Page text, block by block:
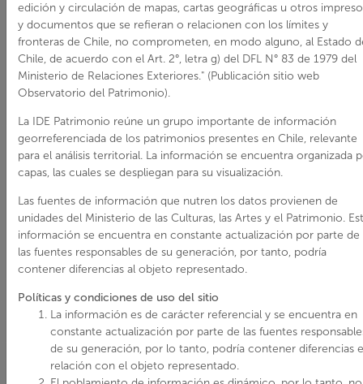
Número de decreto:
505
Fecha de decreto:
25/10/1994
https://
edición y circulación de mapas, cartas geográficas u otros
y documentos que se refieran o relacionen con los límites y
fronteras de Chile, no comprometen, en modo alguno, al Estado
Chile, de acuerdo con el Art. 2°, letra g) del DFL N° 83 de 1979 del
Ministerio de Relaciones Exteriores." (Publicación sitio web
Observatorio del Patrimonio).
La IDE Patrimonio reúne un grupo importante de información
georreferenciada de los patrimonios presentes en Chile, relevante
para el análisis territorial. La información se encuentra organizada
capas, las cuales se despliegan para su visualización.
Las fuentes de información que nutren los datos provienen de
unidades del Ministerio de las Culturas, las Artes y el Patrimonio.
información se encuentra en constante actualización por parte de
las fuentes responsables de su generación, por tanto, podría
contener diferencias al objeto representado.
Políticas y condiciones de uso del sitio
La información es de carácter referencial y se encuentra en
constante actualización por parte de las fuentes
de su generación, por lo tanto, podría contener diferencias
relación con el objeto representado.